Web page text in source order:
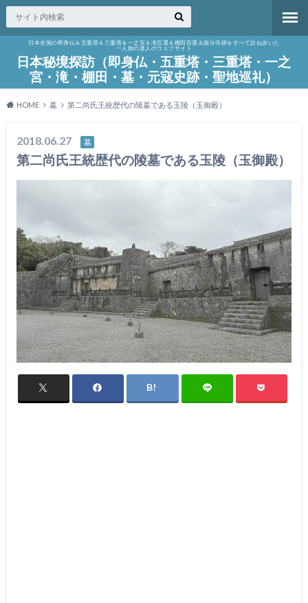
日本全国の即身仏＆五重塔＆三重塔＆一之宮＆滝百選＆棚田百選＆国分寺跡をすべて訪ね歩いた
一人旅の達人のウェブサイト
日本秘境探訪（即身仏・五重塔・三重塔・一之
宮・滝・棚田・墓・元寇史跡・聖地巡礼）
HOME 墓 第二尚氏王統歴代の陵墓である玉陵（玉御殿）
2018.06.27 墓
第二尚氏王統歴代の陵墓である玉陵（玉御殿）